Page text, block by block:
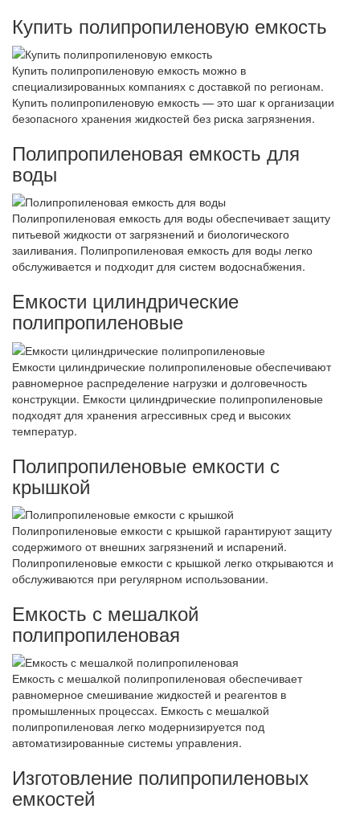
Купить полипропиленовую емкость
Купить полипропиленовую емкость можно в
специализированных компаниях с доставкой по регионам.
Купить полипропиленовую емкость — это шаг к организации
безопасного хранения жидкостей без риска загрязнения.
Полипропиленовая емкость для
воды
Полипропиленовая емкость для воды обеспечивает защиту
питьевой жидкости от загрязнений и биологического
заиливания. Полипропиленовая емкость для воды легко
обслуживается и подходит для систем водоснабжения.
Емкости цилиндрические
полипропиленовые
Емкости цилиндрические полипропиленовые обеспечивают
равномерное распределение нагрузки и долговечность
конструкции. Емкости цилиндрические полипропиленовые
подходят для хранения агрессивных сред и высоких
температур.
Полипропиленовые емкости с
крышкой
Полипропиленовые емкости с крышкой гарантируют защиту
содержимого от внешних загрязнений и испарений.
Полипропиленовые емкости с крышкой легко открываются и
обслуживаются при регулярном использовании.
Емкость с мешалкой
полипропиленовая
Емкость с мешалкой полипропиленовая обеспечивает
равномерное смешивание жидкостей и реагентов в
промышленных процессах. Емкость с мешалкой
полипропиленовая легко модернизируется под
автоматизированные системы управления.
Изготовление полипропиленовых
емкостей